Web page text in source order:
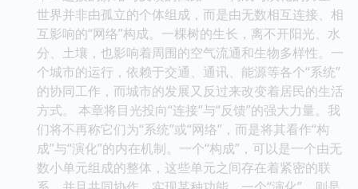
世界并非由孤立的个体组成，而是由无数相互连接、相
互影响的“网络”构成。一棵树的生长，离不开阳光、水
分、土壤，也影响着周围的空气流通和生物多样性。一
个城市的运行，依赖于交通、通讯、能源等各个“系统”
的协同工作，而城市的发展又反过来改变着居民的生活
方式。 本章将目光投向“连接”与“反馈”的强大力量。我
们将不再称它们为“系统”或“网络”，而是将其看作“构
成”与“演化”的内在机制。一个“构成”，可以是一个由无
数小单元组成的整体，这些单元之间存在着紧密的联